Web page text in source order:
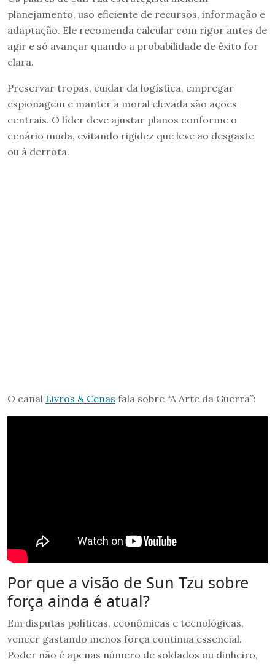
planejamento, uso eficiente de recursos, informação e
adaptação. Ele recomenda calcular com rigor antes de
agir e só avançar quando a probabilidade de êxito for
clara.
Preservar tropas, cuidar da logística, empregar
espionagem e manter a moral elevada são ações
centrais. O líder deve ajustar planos conforme o
cenário muda, evitando rigidez que leve ao desgaste
ou à derrota.
O canal Livros & Cenas fala sobre “A Arte da Guerra”:
Por que a visão de Sun Tzu sobre
força ainda é atual?
Em disputas políticas, econômicas e tecnológicas,
vencer gastando menos força continua essencial.
Poder não é apenas número de soldados ou dinheiro,